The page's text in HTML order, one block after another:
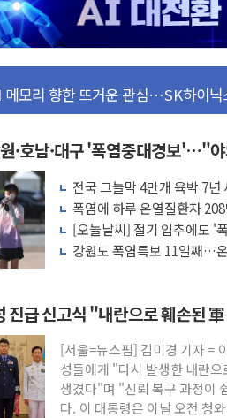
통령, 장성 진급 신고식 "내란으로
글로벌, 상반기 매출 1006억원…전
메모리 향한 뜨거운 관심…SK하이
불황 속 내실 다진 한샘…B2B 확
년 메모리 물량 동났다"…선수금 내
지에프홀딩스, 자사주 1000억 연내
객 3000만명 목표인데…외국인 숙
스핌 이 시각 PICK] 축구협회 성접
정보 당국 "푸틴, 몇 년 내 NATO 결
, 바이오가스 생산에 3.5조원 투입
류콘텐츠, 핀란드 AI 기업
부 존치" vs "전면 개발"…서리풀2구
카드뉴스] 기후변화가 바꾼 대한민
의힘 윤리위, '부산 돌려차기 발언'
·호남·대구 '폭염중대경보'…"
전국 그늘막 4만개 육박 7
배 증가
폭염에 하루 온열질환자
마리 폐사
[오늘날씨] 절기 입추에도 '
강원도 폭염특보 11일째…
진급 신고식 "내란으로 훼손된
[서울=뉴스핌] 김미경 기자 =
성들에게 "다시 발생한 내란
생겼다"며 "신뢰 복구 과정이
다. 이 대통령은 이날 오전 청